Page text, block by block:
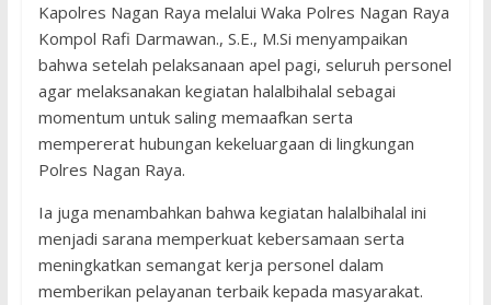
Kapolres Nagan Raya melalui Waka Polres Nagan Raya
Kompol Rafi Darmawan., S.E., M.Si menyampaikan
bahwa setelah pelaksanaan apel pagi, seluruh personel
agar melaksanakan kegiatan halalbihalal sebagai
momentum untuk saling memaafkan serta
mempererat hubungan kekeluargaan di lingkungan
Polres Nagan Raya.
Ia juga menambahkan bahwa kegiatan halalbihalal ini
menjadi sarana memperkuat kebersamaan serta
meningkatkan semangat kerja personel dalam
memberikan pelayanan terbaik kepada masyarakat.